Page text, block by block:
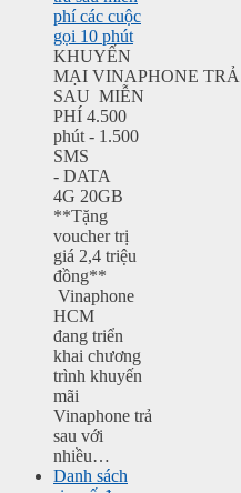
phí các cuộc
gọi 10 phút
KHUYẾN
MẠI VINAPHONE TRẢ
SAU MIỄN
PHÍ 4.500
phút - 1.500
SMS
- DATA
4G 20GB
**Tặng
voucher trị
giá 2,4 triệu
đồng**
Vinaphone
HCM
đang triển
khai chương
trình khuyến
mãi
Vinaphone trả
sau với
nhiều…
Danh sách